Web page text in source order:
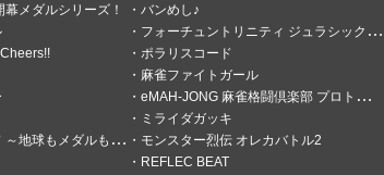
メダルシリーズ！
バンめし♪
フォーチュントリニティ ジュラシックトレジャー
ポラリスコード
麻雀ファイトガール
eMAH-JONG 麻雀格闘倶楽部 プロトーナメント
ミライダガッキ
メダルもまわってる！～
モンスター烈伝 オレカバトル2
REFLEC BEAT